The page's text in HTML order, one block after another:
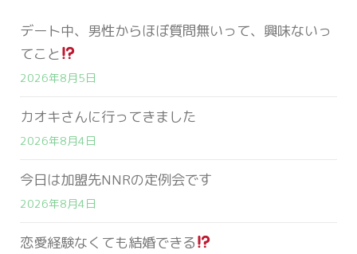
デート中、男性からほぼ質問無いって、興味ないっ
てこと
2026年8月5日
カオキさんに行ってきました
2026年8月4日
今日は加盟先NNRの定例会です
2026年8月4日
恋愛経験なくても結婚できる